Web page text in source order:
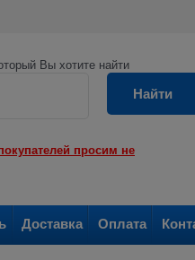
Вы хотите найти
Найти
просим не
Доставка Оплата